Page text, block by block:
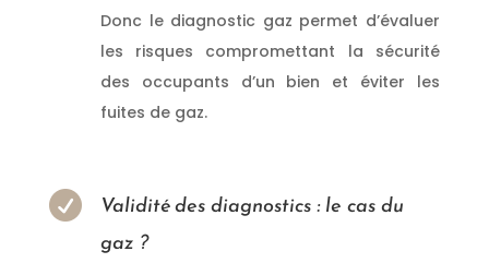
Donc le diagnostic gaz permet d’évaluer
les risques compromettant la sécurité
des occupants d’un bien et éviter les
fuites de gaz.
en CHARENTE

Validité des diagnostics : le cas du
gaz ?